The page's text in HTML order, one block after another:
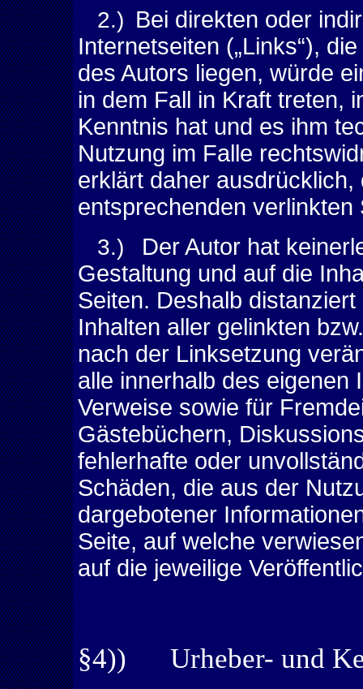
2.) Bei direkten oder
Internetseiten („Links“),
des Autors liegen, würde
in dem Fall in Kraft treten,
Kenntnis hat und es ihm
Nutzung im Falle
erklärt daher
entsprechenden
3.)
Der Autor hat
Gestaltung und auf die
Seiten. Deshalb
Inhalten aller gelinkten
nach der Linksetzung
alle innerhalb des eigenen
Verweise sowie für
Gästebüchern,
fehlerhafte oder
Schäden, die aus der
dargebotener
Seite, auf welche
auf die jeweilige
§4)) Urheber- und